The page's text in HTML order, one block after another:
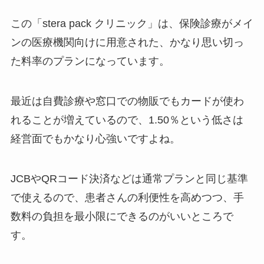
この「stera pack クリニック」は、保険診療がメイ
ンの医療機関向けに用意された、かなり思い切っ
た料率のプランになっています。
最近は自費診療や窓口での物販でもカードが使わ
れることが増えているので、1.50％という低さは
経営面でもかなり心強いですよね。
JCBやQRコード決済などは通常プランと同じ基準
で使えるので、患者さんの利便性を高めつつ、手
数料の負担を最小限にできるのがいいところで
す。